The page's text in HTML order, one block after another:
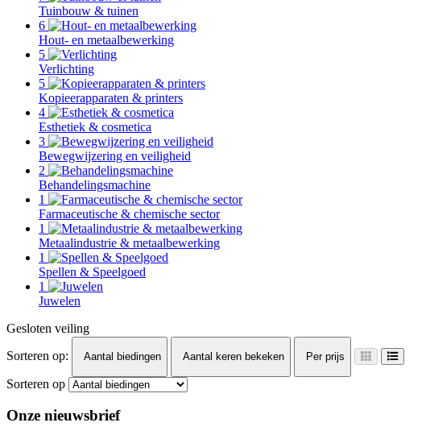
Tuinbouw & tuinen
6
Hout- en metaalbewerking
5
Verlichting
5
Kopieerapparaten & printers
4
Esthetiek & cosmetica
3
Bewegwijzering en veiligheid
2
Behandelingsmachine
1
Farmaceutische & chemische sector
1
Metaalindustrie & metaalbewerking
1
Spellen & Speelgoed
1
Juwelen
Gesloten veiling
Sorteren op:
Aantal biedingen Aantal keren bekeken Per prijs
Sorteren op
Onze nieuwsbrief